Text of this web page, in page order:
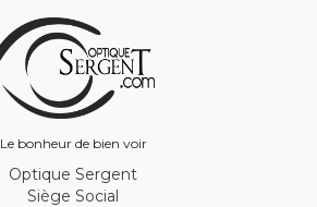
Le bonheur de bien voir
Optique Sergent
Siège Social